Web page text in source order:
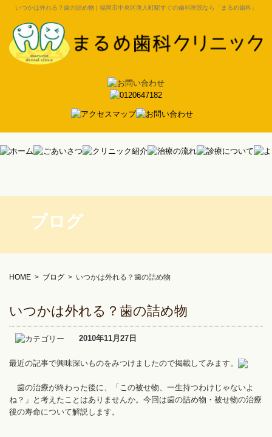
いつかは外れる？歯の詰め物 | 福岡市中央区唐人町駅すぐの歯科医院なら「まるめ歯科」
ブログ
HOME > ブログ > いつかは外れる？歯の詰め物
いつかは外れる？歯の詰め物
2010年11月27日
最近の記事で興味深いものをみつけましたので掲載してみます。
歯の治療が終わった後に、「この被せ物、一生持つわけじゃないよ
ね？」と考えたことはありませんか。今回は歯の詰め物・被せ物の治療
後の寿命について解説します。